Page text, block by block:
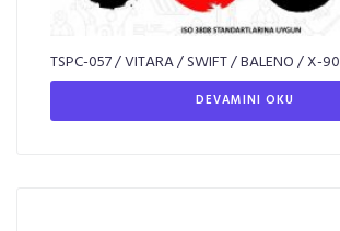
TSPC-057 / VITARA / SWIFT / BALENO / X-90
DEVAMINI OKU